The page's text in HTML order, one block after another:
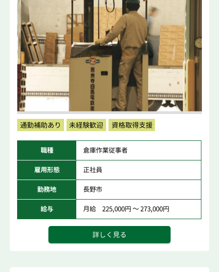
通勤補助あり 未経験歓迎 資格取得支援
職種 倉庫作業従事者
雇用形態 正社員
勤務地 長野市
給与 月給 225,000円 ～ 273,000円
詳しく見る